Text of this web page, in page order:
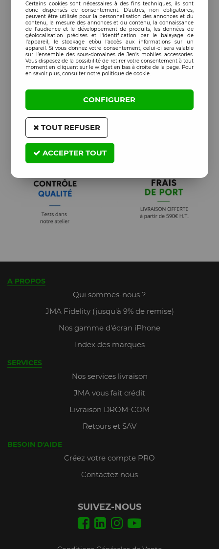
A PROPOS
Qui sommes-nous ?
JMA Fidelity (jusqu'à 9% de remise)
Nos gamme d'écran iPhone
Index des marques
SERVICES
Nos services livraison
JMA vous fait crédit
Livraison DROM-COM
Retours et SAV
BESOIN D'AIDE
Créez votre compte PRO
Contactez nous
SUIVEZ-NOUS
Certains cookies sont nécessaires à des fins techniques, ils sont
donc dispensés de consentement. D'autres, non obligatoires,
peuvent être utilisés pour la personnalisation des annonces et du
contenu, la mesure des annonces et du contenu, la connaissance
de l'audience et le développement de produits, les données de
géolocalisation précises et l'identification par le balayage de
l'appareil, le stockage et/ou l'accès aux informations sur un
appareil. Si vous donnez votre consentement, celui-ci sera valable
sur l’ensemble des sous-domaines de Jen's mobiles accessories.
Vous disposez de la possibilité de retirer votre consentement à tout
moment en cliquant sur le widget en bas à droite de la page. Pour
en savoir plus, consulter notre politique de cookie.
CONFIGURER
TOUT REFUSER
ACCEPTER TOUT